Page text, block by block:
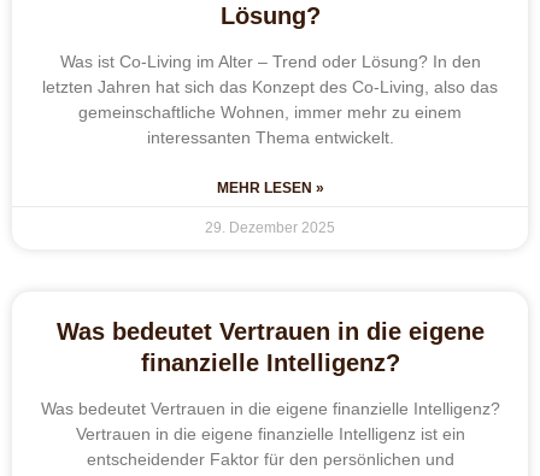
Lösung?
Was ist Co-Living im Alter – Trend oder Lösung? In den
letzten Jahren hat sich das Konzept des Co-Living, also das
gemeinschaftliche Wohnen, immer mehr zu einem
interessanten Thema entwickelt.
MEHR LESEN »
29. Dezember 2025
Was bedeutet Vertrauen in die eigene
finanzielle Intelligenz?
Was bedeutet Vertrauen in die eigene finanzielle Intelligenz?
Vertrauen in die eigene finanzielle Intelligenz ist ein
entscheidender Faktor für den persönlichen und